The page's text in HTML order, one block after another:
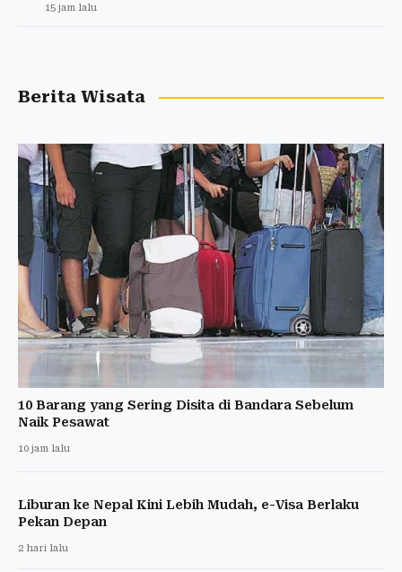
15 jam lalu
Berita Wisata
10 Barang yang Sering Disita di Bandara Sebelum
Naik Pesawat
10 jam lalu
Liburan ke Nepal Kini Lebih Mudah, e-Visa Berlaku
Pekan Depan
2 hari lalu